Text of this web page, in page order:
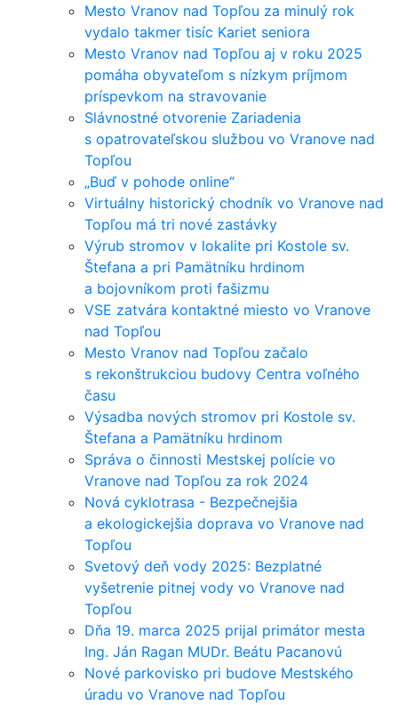
Mesto Vranov nad Topľou za minulý rok
vydalo takmer tisíc Kariet seniora
Mesto Vranov nad Topľou aj v roku 2025
pomáha obyvateľom s nízkym príjmom
príspevkom na stravovanie
Slávnostné otvorenie Zariadenia
s opatrovateľskou službou vo Vranove nad
Topľou
„Buď v pohode online“
Virtuálny historický chodník vo Vranove nad
Topľou má tri nové zastávky
Výrub stromov v lokalite pri Kostole sv.
Štefana a pri Pamätníku hrdinom
a bojovníkom proti fašizmu
VSE zatvára kontaktné miesto vo Vranove
nad Topľou
Mesto Vranov nad Topľou začalo
s rekonštrukciou budovy Centra voľného
času
Výsadba nových stromov pri Kostole sv.
Štefana a Pamätníku hrdinom
Správa o činnosti Mestskej polície vo
Vranove nad Topľou za rok 2024
Nová cyklotrasa - Bezpečnejšia
a ekologickejšia doprava vo Vranove nad
Topľou
Svetový deň vody 2025: Bezplatné
vyšetrenie pitnej vody vo Vranove nad
Topľou
Dňa 19. marca 2025 prijal primátor mesta
Ing. Ján Ragan MUDr. Beátu Pacanovú
Nové parkovisko pri budove Mestského
úradu vo Vranove nad Topľou